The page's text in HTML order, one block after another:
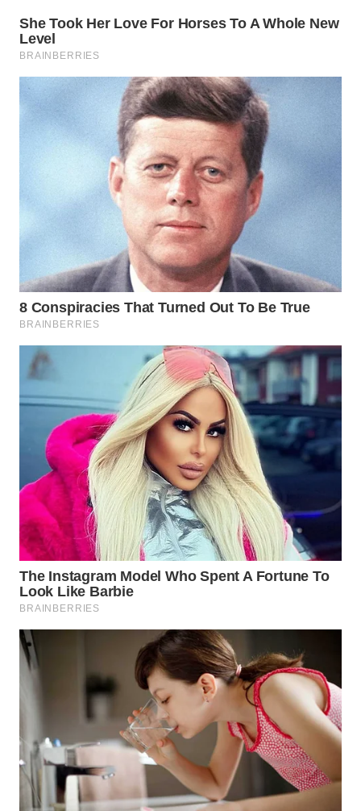
WN
LANGKAT
WN
SELATAN
WN
WN
SIMALUNGUN
LABUHANBATU
WN
TAPANULI
TENGAH
WN DELI
SERDANG
WN
TEBING
TINGGI
PAKPAK
KARAWANG
WN
BEKASI